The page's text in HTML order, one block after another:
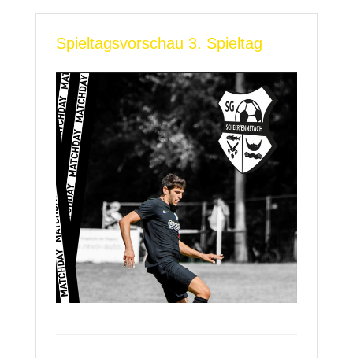
Spieltagsvorschau 3. Spieltag